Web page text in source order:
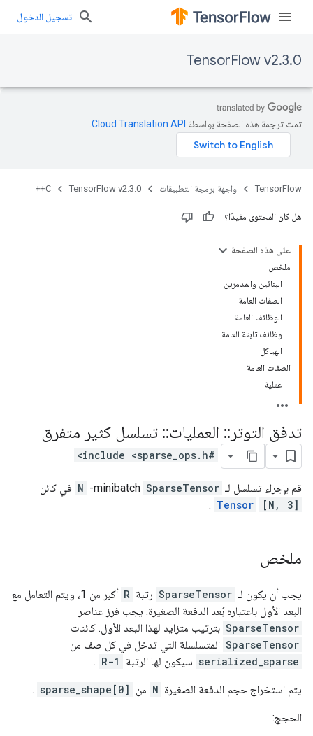
تسجيل الدخول
TensorFlow v2.3.0
تمت ترجمة هذه الصفحة بواسطة Cloud Translation API‏
TensorFlow واجهة برمجة التطبيقات TensorFlow v2.3.0
C++
هل كان المحتوى مفيدًا؟
على هذه الصفحة
ملخص
البنائين والمدمرين
الصفات العامة
الوظائف العامة
وظائف ثابتة العامة
الهياكل
الصفات العامة
عملية
تدفق التوتر :: العمليات:: تسلسل كثير متفرق
#include <sparse_ops.h>
قم بإجراء تسلسل لـ N -minibatch SparseTensor
في كائن
Tensor
[N, 3]
.
ملخص
يجب أن يكون لـ SparseTensor رتبة R
أكبر من 1، ويتم التعامل مع
البعد الأول باعتباره بُعد الدفعة الصغيرة. يجب فرز عناصر
SparseTensor بترتيب متزايد لهذا البعد الأول. كائنات
SparseTensor المتسلسلة التي تدخل في كل صف من
serialized_sparse سيكون لها الرتبة R-1
.
يتم استخراج حجم الدفعة الصغيرة N من sparse_shape[0]
.
الحجج: